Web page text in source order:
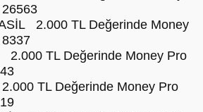
26563
2.000 TL Değerinde Money
8337
TL Değerinde Money Pro
TL Değerinde Money Pro